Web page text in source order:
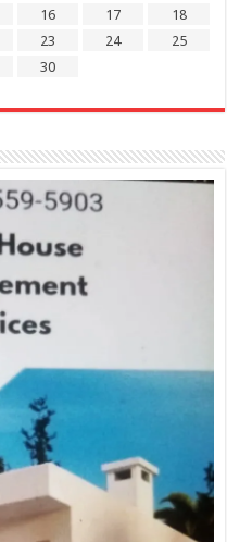
16 17
18
23 24
25
30